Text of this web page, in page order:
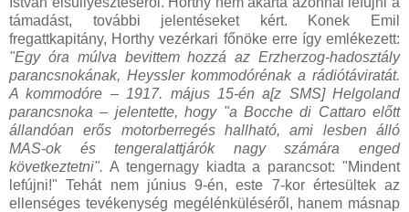
támadást, további jelentéseket kért. Konek Emil
fregattkapitány, Horthy vezérkari főnöke erre így emlékezett:
"Egy óra múlva bevittem hozzá az Erzherzog-hadosztály
parancsnokának, Heyssler kommodórénak a rádiótáviratát.
A kommodóre – 1917. május 15-én a[z SMS] Helgoland
parancsnoka – jelentette, hogy "a Bocche di Cattaro előtt
állandóan erős motorberregés hallható, ami lesben álló
MAS-ok és tengeralattjárók nagy számára enged
következtetni". A tengernagy kiadta a parancsot: "Mindent
lefújni!" Tehát nem június 9-én, este 7-kor értesültek az
ellenséges tevékenység megélénküléséről, hanem másnap